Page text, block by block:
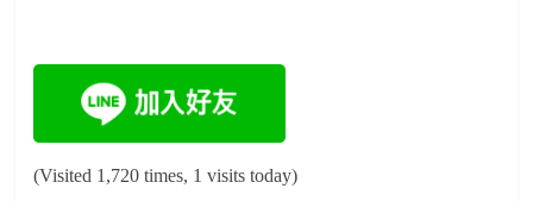
(Visited 1,720 times, 1 visits today)